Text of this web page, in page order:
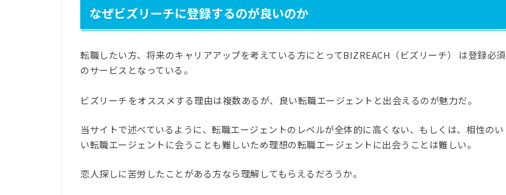
なぜビズリーチに登録するのが良いのか
転職したい方、将来のキャリアアップを考えている方にとってBIZREACH（ビズリーチ） は登録必須
のサービスとなっている。
ビズリーチをオススメする理由は複数あるが、良い転職エージェントと出会えるのが魅力だ。
当サイトで述べているように、転職エージェントのレベルが全体的に高くない、もしくは、相性のい
い転職エージェントに会うことも難しいため理想の転職エージェントに出会うことは難しい。
恋人探しに苦労したことがある方なら理解してもらえるだろうか。